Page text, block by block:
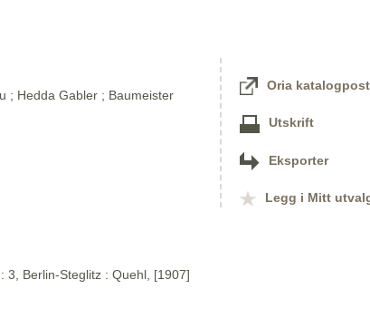
; Hedda Gabler ; Baumeister
3, Berlin-Steglitz : Quehl, [1907]
Oria katalogpost
Utskrift
Eksporter
Legg i Mitt